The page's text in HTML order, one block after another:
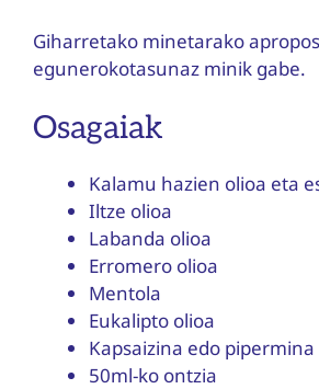
Giharretako minetarako
egunerokotasunaz minik gabe.
Osagaiak
Kalamu hazien olioa eta
Iltze olioa
Labanda olioa
Erromero olioa
Mentola
Eukalipto olioa
Kapsaizina edo
50ml-ko ontzia